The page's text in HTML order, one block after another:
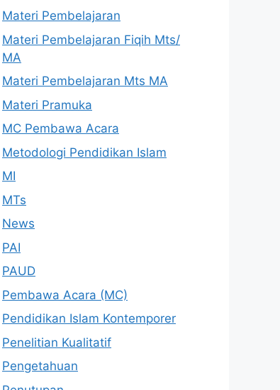
Materi Pembelajaran
Materi Pembelajaran Fiqih Mts/
MA
Materi Pembelajaran Mts MA
Materi Pramuka
MC Pembawa Acara
Metodologi Pendidikan Islam
MI
MTs
News
PAI
PAUD
Pembawa Acara (MC)
Pendidikan Islam Kontemporer
Penelitian Kualitatif
Pengetahuan